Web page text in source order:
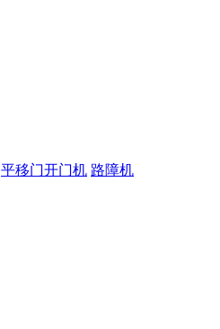
平移门开门机 路障机